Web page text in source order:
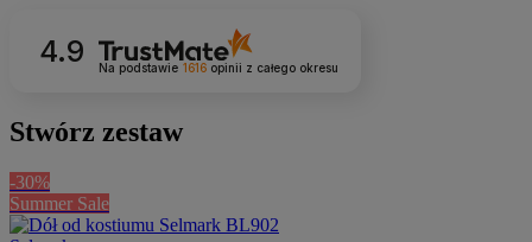
4.9
Na podstawie 1616opinii z całego okresu
Stwórz zestaw
-30%
Summer Sale